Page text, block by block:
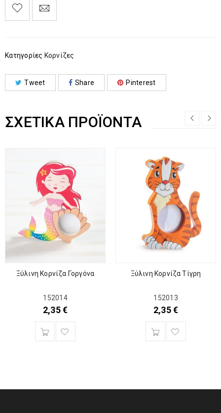
Κατηγορίες Κορνίζες
Tweet Share Pinterest
ΣΧΕΤΙΚΆ ΠΡΟΪΌΝΤΑ
Ξύλινη Κορνίζα Γοργόνα
152014
2,35€
Ξύλινη Κορνίζα Τίγρη
152013
2,35€